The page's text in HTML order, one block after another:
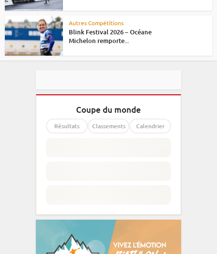
Autres Compétitions
Blink Festival 2026 – Océane
Michelon remporte...
Coupe du monde
Résultats Classements Calendrier